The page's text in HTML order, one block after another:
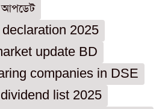
আপডেট
2025
update BD
companies in DSE
list 2025